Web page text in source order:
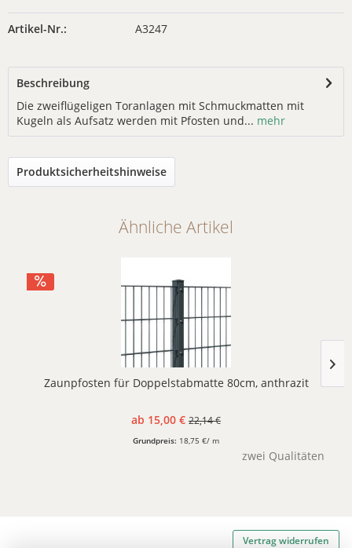
Artikel-Nr.: A3247
Beschreibung
Die zweiflügeligen Toranlagen mit Schmuckmatten mit
Kugeln als Aufsatz werden mit Pfosten und... mehr
Produktsicherheitshinweise
Ähnliche Artikel
Zaunpfosten für Doppelstabmatte 80cm, anthrazit
ab 15,00 € 22,14 €
Grundpreis: 18,75 €/ m
zwei Qualitäten
Vertrag widerrufen